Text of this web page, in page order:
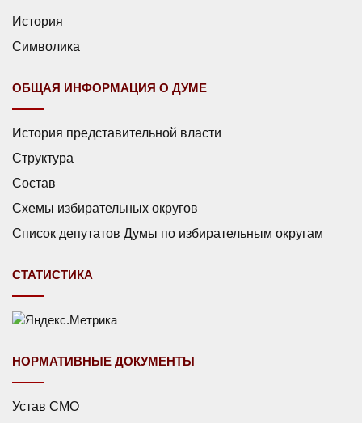
История
Символика
ОБЩАЯ ИНФОРМАЦИЯ О ДУМЕ
История представительной власти
Структура
Состав
Схемы избирательных округов
Список депутатов Думы по избирательным округам
СТАТИСТИКА
НОРМАТИВНЫЕ ДОКУМЕНТЫ
Устав СМО